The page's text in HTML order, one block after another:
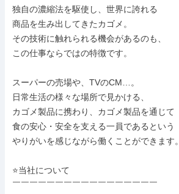
独自の濃縮法を駆使し、世界に誇れる
商品を生み出してきたカゴメ。
その技術に触れられる機会があるのも、
この仕事ならではの特徴です。
スーパーの売場や、TVのCM…。
日常生活の様々な場所で見かける、
カゴメ製品に携わり、カゴメ製品を通じて
食の安心・安全を支える一員であるという
やりがいを感じながら働くことができます。
⭐当社について
￣￣￣￣￣￣￣￣￣￣￣￣￣￣￣￣￣